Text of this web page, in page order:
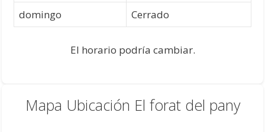
domingo
Cerrado
El horario podría cambiar.
Mapa Ubicación El forat del pany